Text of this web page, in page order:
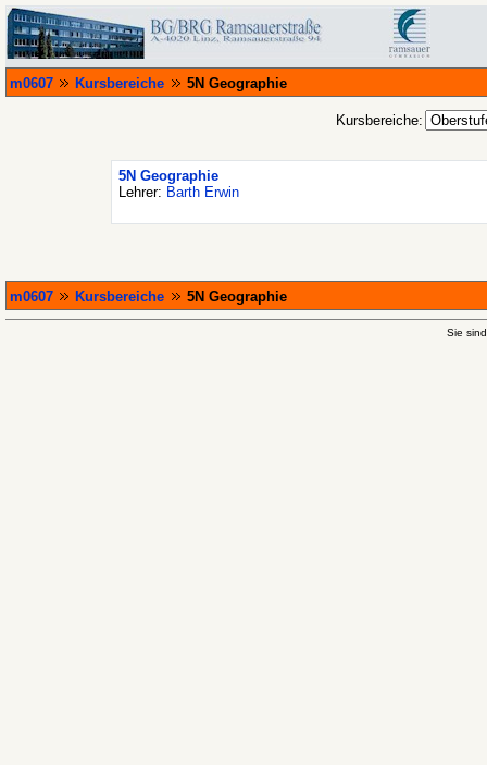
m0607 Kursbereiche 5N Geographie
Kursbereiche:
5N Geographie
Lehrer: Barth Erwin
m0607 Kursbereiche 5N Geographie
Sie